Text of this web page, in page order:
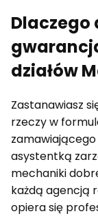
Dlaczego
działów
Zastanawiasz
rzeczy w
asystentką
mechaniki
każdą agencją
opiera się